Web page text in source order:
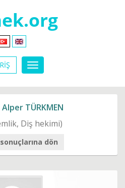
TÜRKMEN
Diş hekimi)
dön